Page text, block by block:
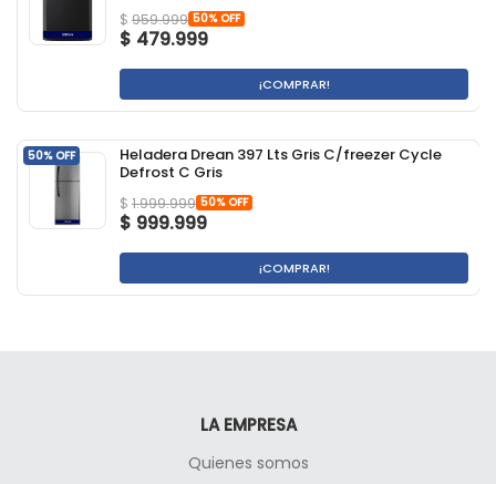
$ 959.999 50% OFF
$ 479.999
¡COMPRAR!
50% OFF
Heladera Drean 397 Lts Gris C/freezer Cycle
Defrost C Gris
$ 1.999.999 50% OFF
$ 999.999
¡COMPRAR!
LA EMPRESA
Quienes somos